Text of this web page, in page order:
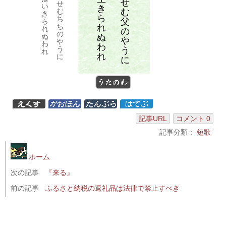
せ
む
父
の
や
う
に
き
ら
れ
ぬ
わ
れ
せ
む
ち
ち
の
や
う
に
い
き
ら
れ
ぬ
わ
れ
うたのわ
記事URL
コメント 0
記事分類： 短歌
ホーム
次の記事
『来る』
前の記事
ふるさと納税の返礼品は法律で禁止すべき